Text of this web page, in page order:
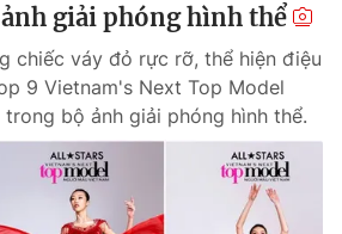
Truyền hình Việt Nam
giải phóng hình thể
chiếc váy đỏ rực rỡ, thể hiện điệu
9 Vietnam's Next Top Model
bộ ảnh giải phóng hình thể.